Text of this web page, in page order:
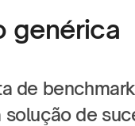
genérica
de
de